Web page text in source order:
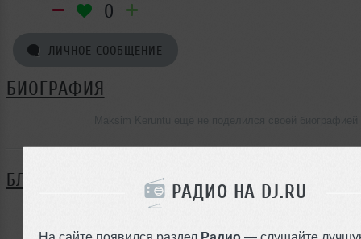
РАДИО НА DJ.RU
На сайте появился раздел Радио — слушайте
0
ЛИЧНОЕ СООБЩЕНИЕ
БИОГРАФИЯ
БЛОГ